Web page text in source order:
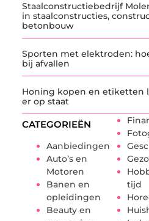
Staalconstructiebedrijf
in staalconstructies,
betonbouw
Sporten met elektroden:
bij afvallen
Honing kopen en etiketten
er op staat
CATEGORIEËN
Aanbiedingen
Auto’s en
Motoren
Banen en
opleidingen
Beauty en
tijd